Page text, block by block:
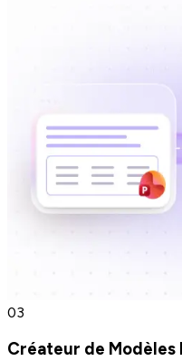
03
Créateur de Modèles